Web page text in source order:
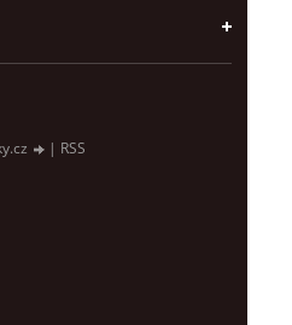
| RSS